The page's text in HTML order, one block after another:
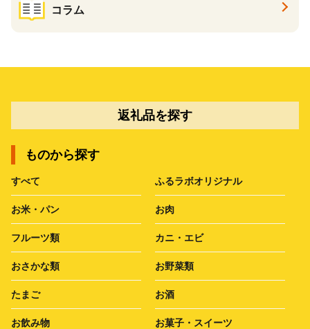
コラム
返礼品を探す
ものから探す
すべて ふるラボオリジナル
お米・パン お肉
フルーツ類 カニ・エビ
おさかな類 お野菜類
たまご お酒
お飲み物 お菓子・スイーツ